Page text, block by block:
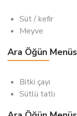
Süt / kefir
Meyve
Ara Öğün
Bitki çayı
Sütlü tatlı